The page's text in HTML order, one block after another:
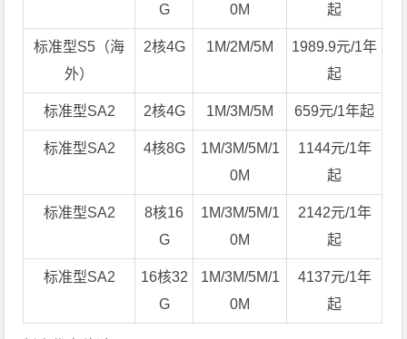
G
0M
起
标准型S5（海
外）
2核4G 1M/2M/5M
1989.9元/1年
起
标准型SA2 2核4G 1M/3M/5M 659元/1年起
标准型SA2 4核8G
1M/3M/5M/1
0M
1144元/1年
起
标准型SA2
8核16
G
1M/3M/5M/1
0M
2142元/1年
起
标准型SA2
16核32
G
1M/3M/5M/1
0M
4137元/1年
起